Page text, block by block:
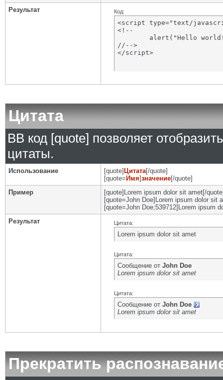
Результат
Код:
<script type="text/
<!--
//-->
</script>
Цитата
BB код [quote] позволяет
цитаты.
Использование [quote] Цитата[/quote]
[quote= Имя]значение[/quote]
Пример
[quote]Lorem ipsum dolor sit amet[/
[quote=John Doe]Lorem ipsum dolor sit
[quote=John Doe;539712]Lorem ipsum
Результат
Цитата:
Lorem ipsum dolor sit amet
Цитата:
Сообщение от John Doe
Lorem ipsum dolor sit amet
Цитата:
Сообщение от John Doe
Lorem ipsum dolor sit amet
Прекратить